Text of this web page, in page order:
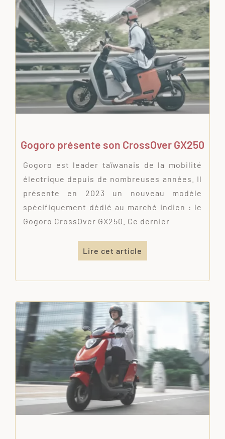
Gogoro présente son CrossOver GX250
Gogoro est leader taïwanais de la mobilité
électrique depuis de nombreuses années. Il
présente en 2023 un nouveau modèle
spécifiquement dédié au marché indien : le
Gogoro CrossOver GX250. Ce dernier
Lire cet article